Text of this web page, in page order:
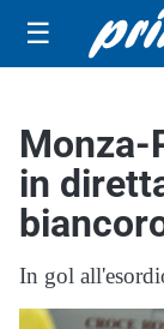
☰
Monza-
in
In gol